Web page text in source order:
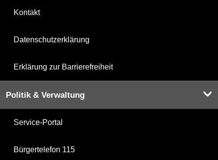
Kontakt
Datenschutzerklärung
Erklärung zur Barrierefreiheit
Politik & Verwaltung
Service-Portal
Bürgertelefon 115